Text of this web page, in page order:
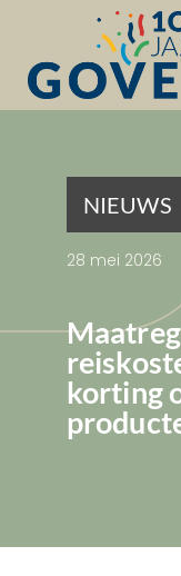
NIEUWS
28 mei 2026
korting